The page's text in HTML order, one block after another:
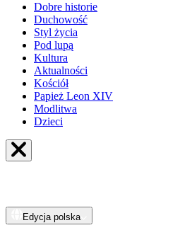
Dobre historie
Duchowość
Styl życia
Pod lupą
Kultura
Aktualności
Kościół
Papież Leon XIV
Modlitwa
Dzieci
Edycja polska